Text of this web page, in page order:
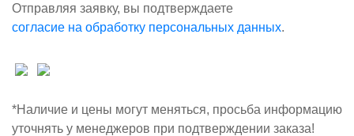
Отправляя заявку, вы подтверждаете
согласие на обработку персональных данных.
*Наличие и цены могут меняться, просьба информацию
уточнять у менеджеров при подтверждении заказа!